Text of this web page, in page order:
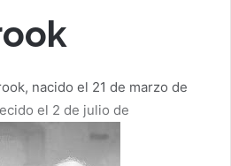
nacido el 21 de marzo de
el 2 de julio de